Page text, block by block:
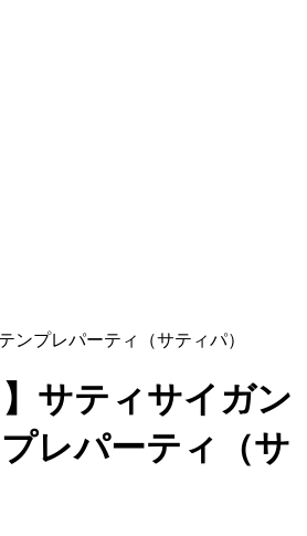
ンプレパーティ（サティパ）
】サティサイガン
レパーティ（サ